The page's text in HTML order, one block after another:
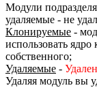
Модули
удаляемые - не
Клонируемые -
использовать
собственного;
Удаляемые -
Удаляя модуль вы